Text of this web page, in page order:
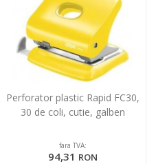
Perforator plastic Rapid FC30,
30 de coli, cutie, galben
fara TVA:
94,31 RON